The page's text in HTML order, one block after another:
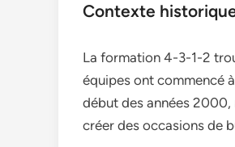
Contexte
La formation 4-3-1-2
équipes ont commencé
début des années 2000,
créer des occasions de